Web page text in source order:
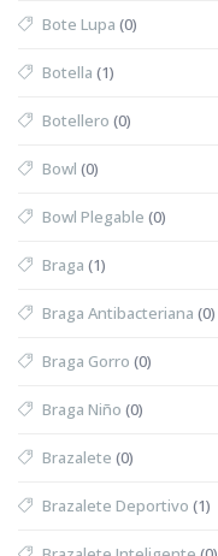
Bote Lupa (0)
Botella (1)
Botellero (0)
Bowl (0)
Bowl Plegable (0)
Braga (1)
Braga Antibacteriana (0)
Braga Gorro (0)
Braga Niño (0)
Brazalete (0)
Brazalete Deportivo (1)